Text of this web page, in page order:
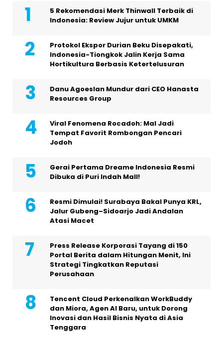
5 Rekomendasi Merk Thinwall Terbaik di
Indonesia: Review Jujur untuk UMKM
Protokol Ekspor Durian Beku Disepakati,
Indonesia-Tiongkok Jalin Kerja Sama
Hortikultura Berbasis Ketertelusuran
Danu Agoeslan Mundur dari CEO Hanasta
Resources Group
Viral Fenomena Rocadoh: Mal Jadi
Tempat Favorit Rombongan Pencari
Jodoh
Gerai Pertama Dreame Indonesia Resmi
Dibuka di Puri Indah Mall!
Resmi Dimulai! Surabaya Bakal Punya KRL,
Jalur Gubeng–Sidoarjo Jadi Andalan
Atasi Macet
Press Release Korporasi Tayang di 150
Portal Berita dalam Hitungan Menit, Ini
Strategi Tingkatkan Reputasi
Perusahaan
Tencent Cloud Perkenalkan WorkBuddy
dan Miora, Agen AI Baru, untuk Dorong
Inovasi dan Hasil Bisnis Nyata di Asia
Tenggara